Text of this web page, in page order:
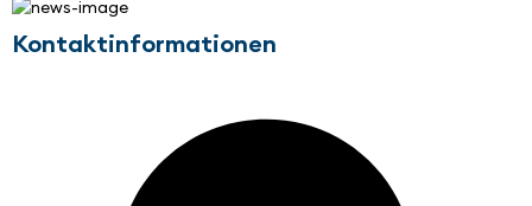
Kontaktinformationen